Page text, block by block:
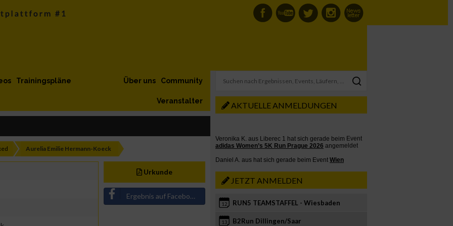
Trainingspläne Community
Über uns
Veranstalter
Aurelia Emilie Hermann-Koeck
Urkunde
Ergebnis auf Facebook teilen
AKTUELLE ANMELDUNGEN
JETZT ANMELDEN
12 RUN5 TEAMSTAFFEL - Wiesbaden
13 B2Run Dillingen/Saar